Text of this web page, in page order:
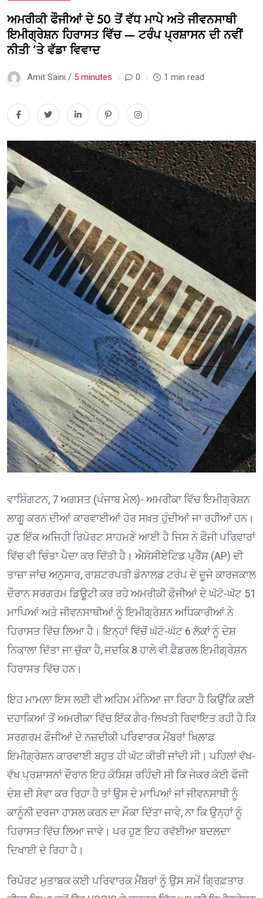
ਅਮਰੀਕੀ ਫੌਜੀਆਂ ਦੇ 50 ਤੋਂ ਵੱਧ ਮਾਪੇ ਅਤੇ ਜੀਵਨਸਾਥੀ
ਇਮੀਗ੍ਰੇਸ਼ਨ ਹਿਰਾਸਤ ਵਿੱਚ — ਟਰੰਪ ਪ੍ਰਸ਼ਾਸਨ ਦੀ ਨਵੀਂ
ਨੀਤੀ ’ਤੇ ਵੱਡਾ ਵਿਵਾਦ
Amit Saini / 5 minutes 0 1 min read
ਵਾਸ਼ਿੰਗਟਨ, 7 ਅਗਸਤ (ਪੰਜਾਬ ਮੇਲ)- ਅਮਰੀਕਾ ਵਿੱਚ ਇਮੀਗ੍ਰੇਸ਼ਨ
ਲਾਗੂ ਕਰਨ ਦੀਆਂ ਕਾਰਵਾਈਆਂ ਹੋਰ ਸਖ਼ਤ ਹੁੰਦੀਆਂ ਜਾ ਰਹੀਆਂ ਹਨ।
ਹੁਣ ਇੱਕ ਅਜਿਹੀ ਰਿਪੋਰਟ ਸਾਹਮਣੇ ਆਈ ਹੈ ਜਿਸ ਨੇ ਫੌਜੀ ਪਰਿਵਾਰਾਂ
ਵਿੱਚ ਵੀ ਚਿੰਤਾ ਪੈਦਾ ਕਰ ਦਿੱਤੀ ਹੈ। ਐਸੋਸੀਏਟਿਡ ਪ੍ਰੈੱਸ (AP) ਦੀ
ਤਾਜ਼ਾ ਜਾਂਚ ਅਨੁਸਾਰ, ਰਾਸ਼ਟਰਪਤੀ ਡੋਨਾਲਡ ਟਰੰਪ ਦੇ ਦੂਜੇ ਕਾਰਜਕਾਲ
ਦੌਰਾਨ ਸਰਗਰਮ ਡਿਊਟੀ ਕਰ ਰਹੇ ਅਮਰੀਕੀ ਫੌਜੀਆਂ ਦੇ ਘੱਟੋ-ਘੱਟ 51
ਮਾਪਿਆਂ ਅਤੇ ਜੀਵਨਸਾਥੀਆਂ ਨੂੰ ਇਮੀਗ੍ਰੇਸ਼ਨ ਅਧਿਕਾਰੀਆਂ ਨੇ
ਹਿਰਾਸਤ ਵਿੱਚ ਲਿਆ ਹੈ। ਇਨ੍ਹਾਂ ਵਿੱਚੋਂ ਘੱਟੋ-ਘੱਟ 6 ਲੋਕਾਂ ਨੂੰ ਦੇਸ਼
ਨਿਕਾਲਾ ਦਿੱਤਾ ਜਾ ਚੁੱਕਾ ਹੈ, ਜਦਕਿ 8 ਹਾਲੇ ਵੀ ਫੈਡਰਲ ਇਮੀਗ੍ਰੇਸ਼ਨ
ਹਿਰਾਸਤ ਵਿੱਚ ਹਨ। ⁠
ਇਹ ਮਾਮਲਾ ਇਸ ਲਈ ਵੀ ਅਹਿਮ ਮੰਨਿਆ ਜਾ ਰਿਹਾ ਹੈ ਕਿਉਂਕਿ ਕਈ
ਦਹਾਕਿਆਂ ਤੋਂ ਅਮਰੀਕਾ ਵਿੱਚ ਇੱਕ ਗੈਰ-ਲਿਖਤੀ ਰਿਵਾਇਤ ਰਹੀ ਹੈ ਕਿ
ਸਰਗਰਮ ਫੌਜੀਆਂ ਦੇ ਨਜ਼ਦੀਕੀ ਪਰਿਵਾਰਕ ਮੈਂਬਰਾਂ ਖ਼ਿਲਾਫ਼
ਇਮੀਗ੍ਰੇਸ਼ਨ ਕਾਰਵਾਈ ਬਹੁਤ ਹੀ ਘੱਟ ਕੀਤੀ ਜਾਂਦੀ ਸੀ। ਪਹਿਲਾਂ ਵੱਖ-
ਵੱਖ ਪ੍ਰਸ਼ਾਸਨਾਂ ਦੌਰਾਨ ਇਹ ਕੋਸ਼ਿਸ਼ ਰਹਿੰਦੀ ਸੀ ਕਿ ਜੇਕਰ ਕੋਈ ਫੌਜੀ
ਦੇਸ਼ ਦੀ ਸੇਵਾ ਕਰ ਰਿਹਾ ਹੈ ਤਾਂ ਉਸ ਦੇ ਮਾਪਿਆਂ ਜਾਂ ਜੀਵਨਸਾਥੀ ਨੂੰ
ਕਾਨੂੰਨੀ ਦਰਜਾ ਹਾਸਲ ਕਰਨ ਦਾ ਮੌਕਾ ਦਿੱਤਾ ਜਾਵੇ, ਨਾ ਕਿ ਉਨ੍ਹਾਂ ਨੂੰ
ਹਿਰਾਸਤ ਵਿੱਚ ਲਿਆ ਜਾਵੇ। ਪਰ ਹੁਣ ਇਹ ਰਵੱਈਆ ਬਦਲਦਾ
ਦਿਖਾਈ ਦੇ ਰਿਹਾ ਹੈ। ⁠
ਰਿਪੋਰਟ ਮੁਤਾਬਕ ਕਈ ਪਰਿਵਾਰਕ ਮੈਂਬਰਾਂ ਨੂੰ ਉਸ ਸਮੇਂ ਗ੍ਰਿਫ਼ਤਾਰ